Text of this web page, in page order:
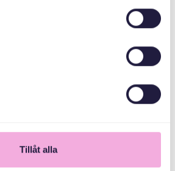
Tillåt alla
Svenska kyrkan
Tyresö församling